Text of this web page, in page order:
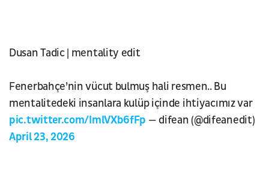
Dusan Tadic | mentality edit
Fenerbahçe’nin vücut bulmuş hali resmen.. Bu
mentalitedeki insanlara kulüp içinde ihtiyacımız var
pic.twitter.com/ImlVXb6fFp — difean (@difeanedit)
April 23, 2026